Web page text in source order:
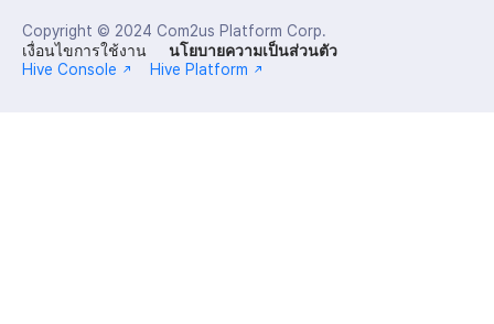
Copyright © 2024 Com2us Platform Corp.
เงื่อนไขการใช้งาน
นโยบายความเป็นส่วนตัว
Hive Console
Hive Platform